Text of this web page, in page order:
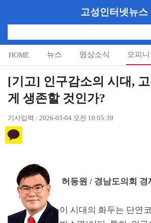
고성인터넷뉴스
HOME 뉴스 영상소식 오피니
알림마당
[기고] 인구감소의 시대,
게 생존할 것인가?
기사입력 : 2026-03-04 오전 10:05:39
허동원 / 경남도의회
이 시대의 화두는 단연코